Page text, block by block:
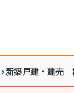
新築戸建・建売